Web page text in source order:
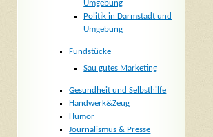
Umgebung
Politik in Darmstadt und
Umgebung
Fundstücke
Sau gutes Marketing
Gesundheit und Selbsthilfe
Handwerk&Zeug
Humor
Journalismus & Presse